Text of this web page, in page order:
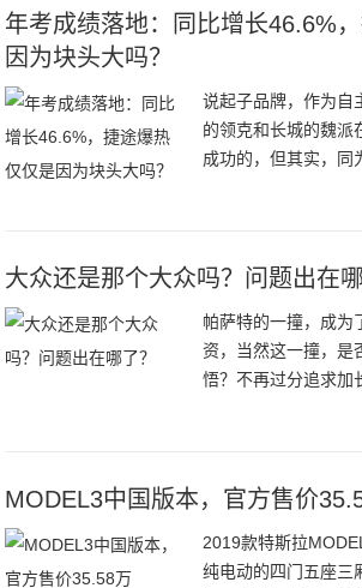
年考成绩落地：同比增长46.6%
因为块头大吗？
说起子品牌，作为自
的领克和长城的魏派
成功的，但其实，同
品牌同样是成功的
大众还是那个大众吗？问题出在哪
帕萨特的一撞，成为
资，当然这一撞，是
悟？不再过分追求加
态呢？似乎还需要
MODEL3中国版本，官方售价
2019款特斯拉
纯电动的四门五座三